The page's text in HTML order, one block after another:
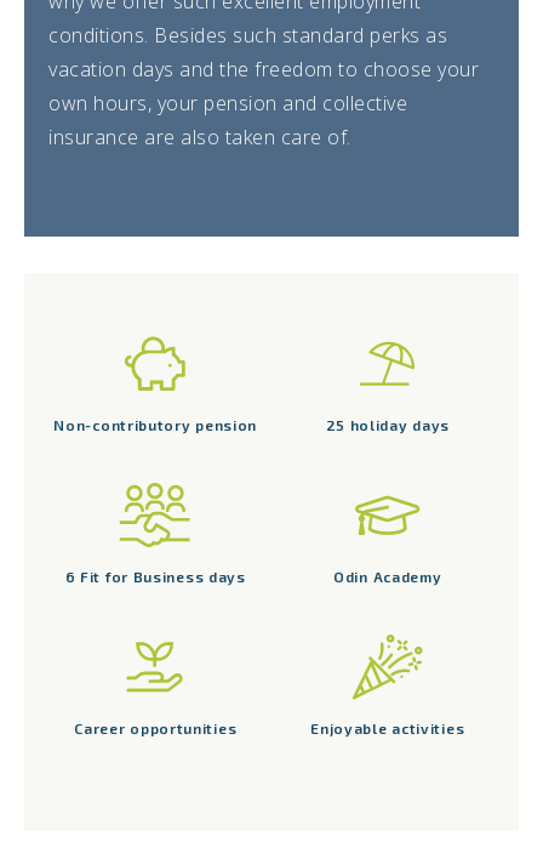
conditions. Besides such standard perks as
vacation days and the freedom to choose your
own hours, your pension and collective
insurance are also taken care of.
Non-contributory pension 25 holiday days
6 Fit for Business days Odin Academy
Career opportunities Enjoyable activities